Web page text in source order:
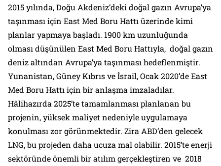
2015 yılında, Doğu Akdeniz’deki doğal gazın Avrupa’ya
taşınması için East Med Boru Hattı üzerinde kimi
planlar yapmaya başladı. 1900 km uzunluğunda
olması düşünülen East Med Boru Hattıyla, doğal gazın
deniz altından Avrupa’ya taşınması hedeflenmiştir.
Yunanistan, Güney Kıbrıs ve İsrail, Ocak 2020’de East
Med Boru Hattı için bir anlaşma imzaladılar.
Hâlihazırda 2025’te tamamlanması planlanan bu
projenin, yüksek maliyet nedeniyle uygulamaya
konulması zor görünmektedir. Zira ABD’den gelecek
LNG, bu projeden daha ucuza mal olabilir. 2015’te enerji
sektöründe önemli bir atılım gerçekleştiren ve 2018